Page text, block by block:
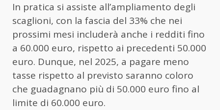
In pratica si assiste all’ampliamento degli
scaglioni, con la fascia del 33% che nei
prossimi mesi includerà anche i redditi fino
a 60.000 euro, rispetto ai precedenti 50.000
euro. Dunque, nel 2025, a pagare meno
tasse rispetto al previsto saranno coloro
che guadagnano più di 50.000 euro fino al
limite di 60.000 euro.